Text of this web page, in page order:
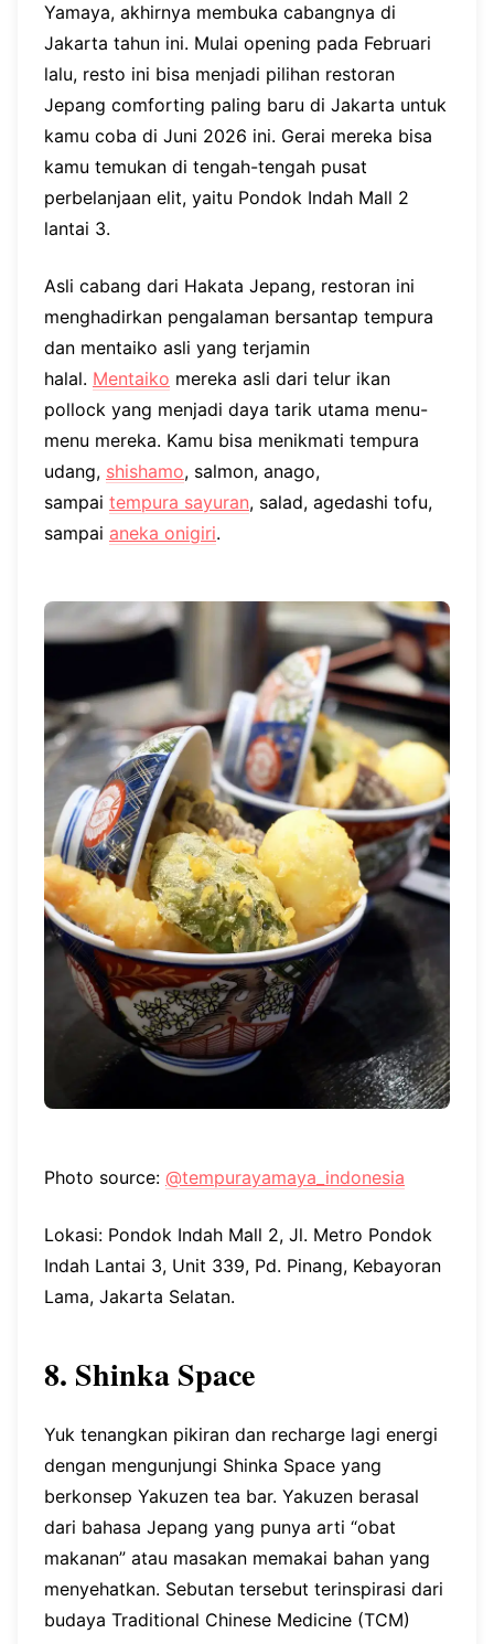
Yamaya, akhirnya membuka cabangnya di
Jakarta tahun ini. Mulai opening pada Februari
lalu, resto ini bisa menjadi pilihan restoran
Jepang comforting paling baru di Jakarta untuk
kamu coba di Juni 2026 ini. Gerai mereka bisa
kamu temukan di tengah-tengah pusat
perbelanjaan elit, yaitu Pondok Indah Mall 2
lantai 3.
Asli cabang dari Hakata Jepang, restoran ini
menghadirkan pengalaman bersantap tempura
dan mentaiko asli yang terjamin
halal. Mentaiko mereka asli dari telur ikan
pollock yang menjadi daya tarik utama menu-
menu mereka. Kamu bisa menikmati tempura
udang, shishamo, salmon, anago,
sampai tempura sayuran, salad, agedashi tofu,
sampai aneka onigiri.
Photo source: @tempurayamaya_indonesia
Lokasi: Pondok Indah Mall 2, Jl. Metro Pondok
Indah Lantai 3, Unit 339, Pd. Pinang, Kebayoran
Lama, Jakarta Selatan.
8. Shinka Space
Yuk tenangkan pikiran dan recharge lagi energi
dengan mengunjungi Shinka Space yang
berkonsep Yakuzen tea bar. Yakuzen berasal
dari bahasa Jepang yang punya arti “obat
makanan” atau masakan memakai bahan yang
menyehatkan. Sebutan tersebut terinspirasi dari
budaya Traditional Chinese Medicine (TCM)